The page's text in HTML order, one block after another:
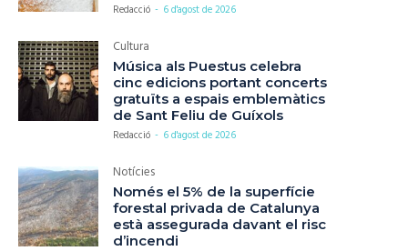
Redacció - 6 d'agost de 2026
Cultura
Música als Puestus celebra
cinc edicions portant concerts
gratuïts a espais emblemàtics
de Sant Feliu de Guíxols
Redacció - 6 d'agost de 2026
Notícies
Només el 5% de la superfície
forestal privada de Catalunya
està assegurada davant el risc
d’incendi